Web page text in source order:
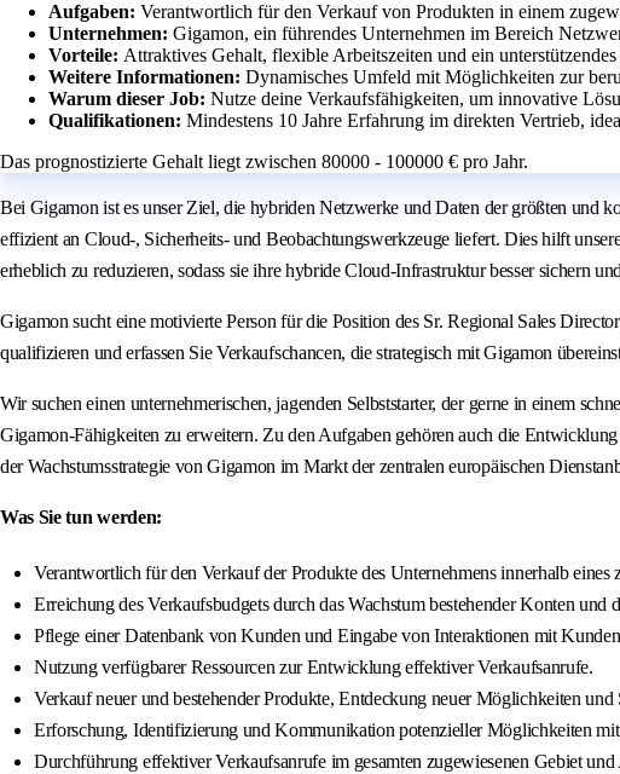
Aufgaben: Verantwortlich für den Verkauf von Produkten in einem
Unternehmen: Gigamon, ein führendes Unternehmen im Bereich
Vorteile: Attraktives Gehalt, flexible Arbeitszeiten und ein unterstützendes
Weitere Informationen: Dynamisches Umfeld mit Möglichkeiten zur
Warum dieser Job: Nutze deine Verkaufsfähigkeiten, um innovative
Qualifikationen: Mindestens 10 Jahre Erfahrung im direkten Vertrieb,
Das prognostizierte Gehalt liegt zwischen 80000 - 100000 € pro Jahr.
Bei Gigamon ist es unser Ziel, die hybriden Netzwerke und Daten der größten und
effizient an Cloud-, Sicherheits- und Beobachtungswerkzeuge liefert. Dies hilft
erheblich zu reduzieren, sodass sie ihre hybride Cloud-Infrastruktur besser sichern
Gigamon sucht eine motivierte Person für die Position des Sr. Regional Sales
qualifizieren und erfassen Sie Verkaufschancen, die strategisch mit Gigamon
Wir suchen einen unternehmerischen, jagenden Selbststarter, der gerne in einem
Gigamon-Fähigkeiten zu erweitern. Zu den Aufgaben gehören auch die
der Wachstumsstrategie von Gigamon im Markt der zentralen europäischen
Was Sie tun werden:
Verantwortlich für den Verkauf der Produkte des Unternehmens innerhalb
Erreichung des Verkaufsbudgets durch das Wachstum bestehender Konten
Pflege einer Datenbank von Kunden und Eingabe von Interaktionen mit
Nutzung verfügbarer Ressourcen zur Entwicklung effektiver Verkaufsanrufe.
Verkauf neuer und bestehender Produkte, Entdeckung neuer Möglichkeiten und
Erforschung, Identifizierung und Kommunikation potenzieller Möglichkeiten
Durchführung effektiver Verkaufsanrufe im gesamten zugewiesenen Gebiet